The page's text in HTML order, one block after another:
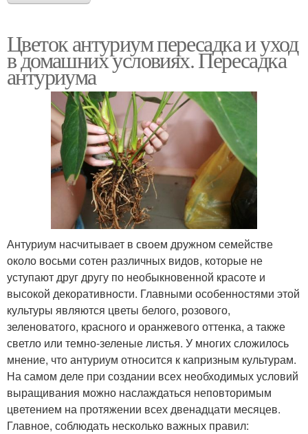
Цветок антуриум пересадка и уход
в домашних условиях. Пересадка
антуриума
Антуриум насчитывает в своем дружном семействе
около восьми сотен различных видов, которые не
уступают друг другу по необыкновенной красоте и
высокой декоративности. Главными особенностями этой
культуры являются цветы белого, розового,
зеленоватого, красного и оранжевого оттенка, а также
светло или темно-зеленые листья. У многих сложилось
мнение, что антуриум относится к капризным культурам.
На самом деле при создании всех необходимых условий
выращивания можно наслаждаться неповторимым
цветением на протяжении всех двенадцати месяцев.
Главное, соблюдать несколько важных правил: